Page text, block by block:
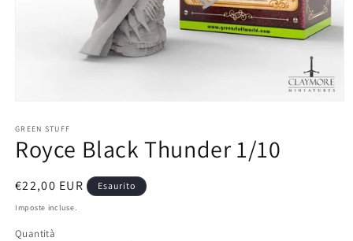
multimediali
1
in
finestra
GREEN STUFF
Royce Black Thunder 1/10
Prezzo
di
€22,00 EUR Esaurito
Imposte incluse.
Quantità